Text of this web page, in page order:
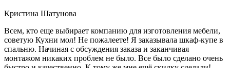
Кристина Шатунова
Всем, кто еще выбирает компанию для изготовления мебели,
советую Кухни мол! Не пожалеете! Я заказывала шкаф-купе в
спальню. Начиная с обсуждения заказа и заканчивая
монтажом никаких проблем не было. Все было сделано очень